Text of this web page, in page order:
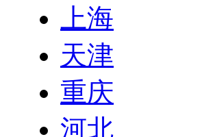
上海
天津
重庆
河北